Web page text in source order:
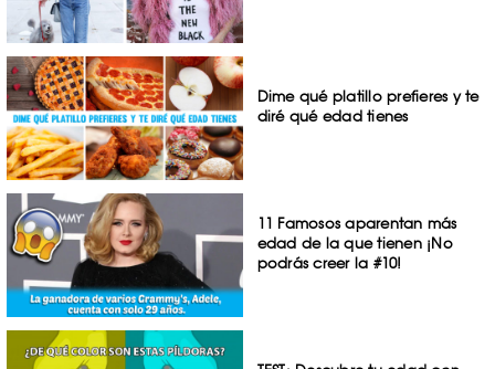
Dime qué platillo prefieres y te
diré qué edad tienes
11 Famosos aparentan más
edad de la que tienen ¡No
podrás creer la #10!